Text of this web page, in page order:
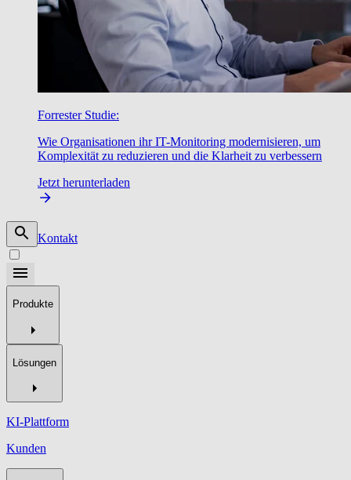
Forrester Studie:
Wie Organisationen ihr IT-Monitoring modernisieren, um
Komplexität zu reduzieren und die Klarheit zu verbessern
Jetzt herunterladen
Kontakt
Produkte
Lösungen
KI-Plattform
Kunden